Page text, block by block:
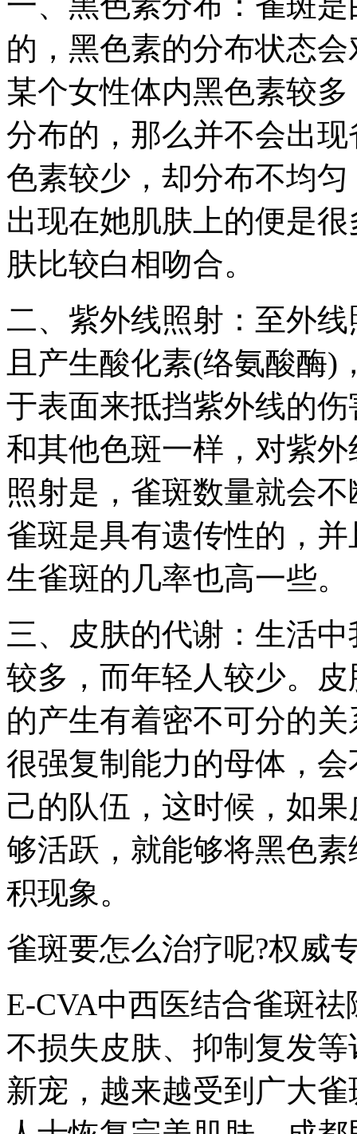
的，黑色素的分布状态
某个女性体内黑色素较
分布的，那么并不会出
色素较少，却分布不均
出现在她肌肤上的便是
肤比较白相吻合。
二、紫外线照射：至外
且产生酸化素(络氨酸酶
于表面来抵挡紫外线的
和其他色斑一样，对紫
照射是，雀斑数量就会
雀斑是具有遗传性的，
生雀斑的几率也高一些。
三、皮肤的代谢：生活
较多，而年轻人较少。
的产生有着密不可分的
很强复制能力的母体，
己的队伍，这时候，如
够活跃，就能够将黑色
积现象。
雀斑要怎么治疗呢?权威
E-CVA中西医结合雀斑
不损失皮肤、抑制复发
新宠，越来越受到广大